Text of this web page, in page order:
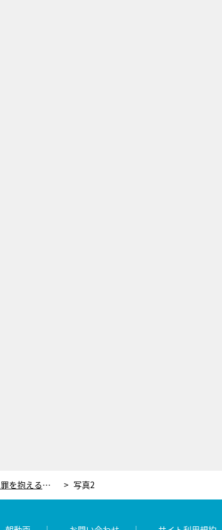
170秒超の心情吐露！竹内涼真、罪を抱える主人公を鮮烈に表現し「見入ってしまう」「苦しむ演技がリアルすぎ」＜再会＞ 写真2